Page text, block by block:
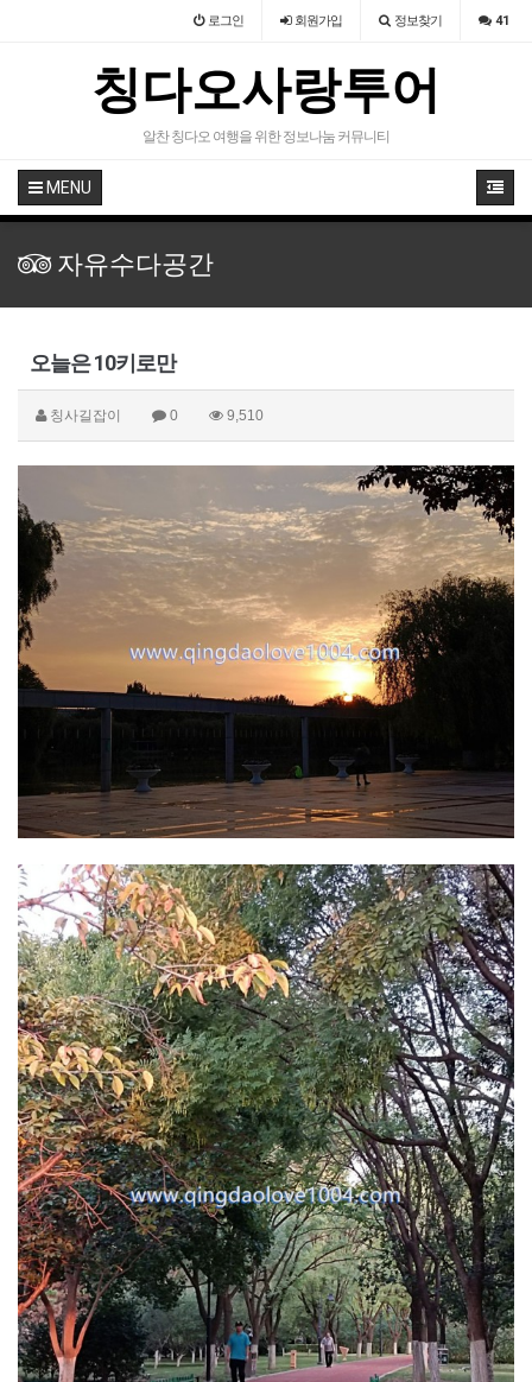
로그인 회원가입 정보찾기 41
칭다오사랑투어
알찬 칭다오 여행을 위한 정보나눔 커뮤니티
MENU
자유수다공간
오늘은 10키로만
칭사길잡이 0 9,510